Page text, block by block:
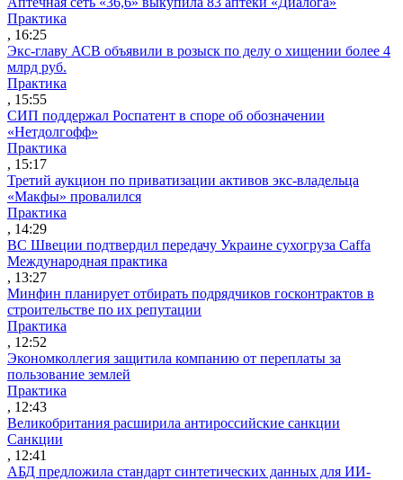
Практика
, 16:25
Экс-главу АСВ объявили в розыск по делу о хищении более 4
млрд руб.
Практика
, 15:55
СИП поддержал Роспатент в споре об обозначении
«Нетдолгофф»
Практика
, 15:17
Третий аукцион по приватизации активов экс-владельца
«Макфы» провалился
Практика
, 14:29
ВС Швеции подтвердил передачу Украине сухогруза Caffa
Международная практика
, 13:27
Минфин планирует отбирать подрядчиков госконтрактов в
строительстве по их репутации
Практика
, 12:52
Экономколлегия защитила компанию от переплаты за
пользование землей
Практика
, 12:43
Великобритания расширила антироссийские санкции
Санкции
, 12:41
АБД предложила стандарт синтетических данных для ИИ-